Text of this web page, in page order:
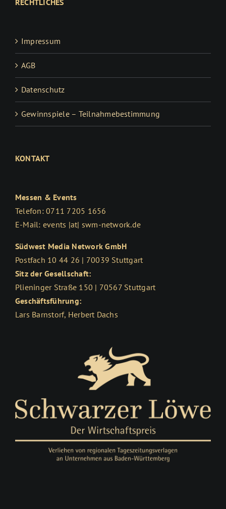
Impressum
AGB
Datenschutz
Gewinnspiele – Teilnahmebestimmung
KONTAKT
Messen & Events
Telefon: 0711 7205 1656
E-Mail: events |at| swm-network.de
Südwest Media Network GmbH
Postfach 10 44 26 | 70039 Stuttgart
Sitz der Gesellschaft:
Plieninger Straße 150 | 70567 Stuttgart
Geschäftsführung:
Lars Barnstorf, Herbert Dachs